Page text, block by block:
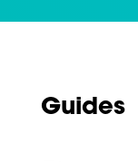
Guides